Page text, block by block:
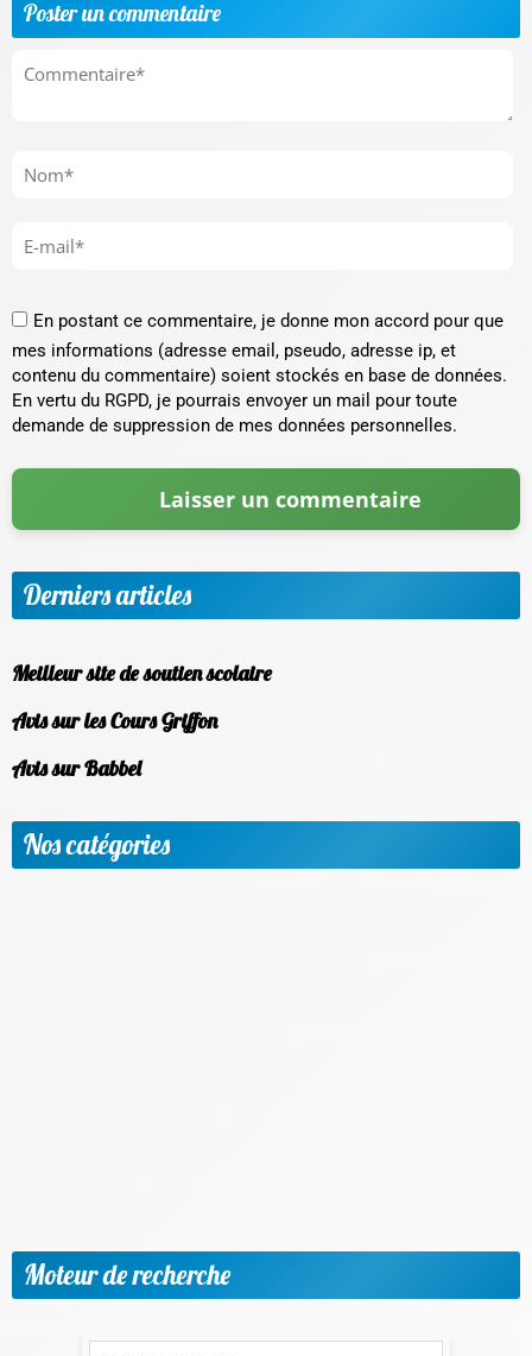
Poster un commentaire
En postant ce commentaire, je donne mon accord pour que
mes informations (adresse email, pseudo, adresse ip, et
contenu du commentaire) soient stockés en base de données.
En vertu du RGPD, je pourrais envoyer un mail pour toute
demande de suppression de mes données personnelles.
Derniers articles
Meilleur site de soutien scolaire
Avis sur les Cours Griffon
Avis sur Babbel
Nos catégories
Moteur de recherche